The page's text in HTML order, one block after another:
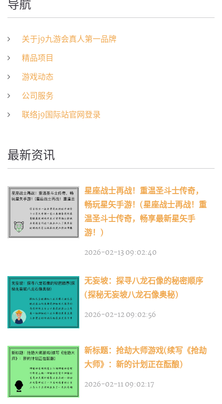
导航
关于j9九游会真人第一品牌
精品项目
游戏动态
公司服务
联络j9国际站官网登录
最新资讯
星座战士再战！重温圣斗士传奇，
畅玩星矢手游！(星座战士再战！重
温圣斗士传奇，畅享最新星矢手
游！)
2026-02-13 09:02:40
无妄坡：探寻八龙石像的秘密顺序
(探秘无妄坡八龙石像奥秘)
2026-02-12 09:02:56
新标题：抢劫大师游戏(续写《抢劫
大师》：新的计划正在酝酿)
2026-02-11 09:02:17